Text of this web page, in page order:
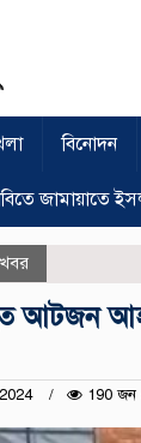
বিনোদন
জামায়াতে
আটজন
190 জন